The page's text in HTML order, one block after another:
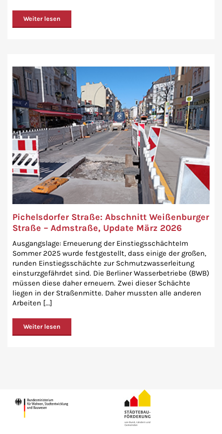
Weiter lesen
Pichelsdorfer Straße: Abschnitt Weißenburger
Straße – Admstraße, Update März 2026
Ausgangslage: Erneuerung der EinstiegsschächteIm
Sommer 2025 wurde festgestellt, dass einige der großen,
runden Einstiegsschächte zur Schmutzwasserleitung
einsturzgefährdet sind. Die Berliner Wasserbetriebe (BWB)
müssen diese daher erneuern. Zwei dieser Schächte
liegen in der Straßenmitte. Daher mussten alle anderen
Arbeiten [...]
Weiter lesen